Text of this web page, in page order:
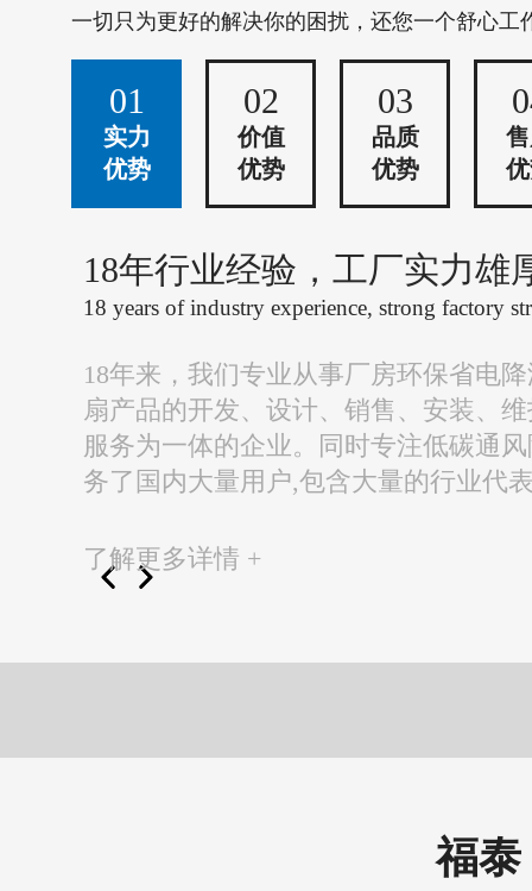
一切只为更好的解决你的困扰，还您一个舒心工
01
实力
优势
02
价值
优势
03
品质
优势
18年行业经验，工厂实力雄
18 years of industry experience, strong factory
18年来，我们专业从事厂房环保省电
扇产品的开发、设计、销售、安装、
服务为一体的企业。同时专注低碳通
务了国内大量用户,包含大量的行业代
了解更多详情 +
福泰